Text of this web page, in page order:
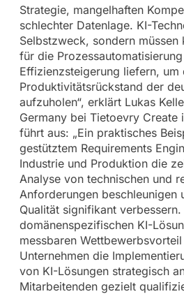
Strategie, mangelhaften
schlechter Datenlage. KI-
Selbstzweck, sondern müssen
für die
Effizienzsteigerung liefern, um
Produktivitätsrückstand der
aufzuholen“, erklärt Lukas
Germany bei Tietoevry Create
führt aus: „Ein praktisches
gestütztem Requirements
Industrie und Produktion die
Analyse von technischen und
Anforderungen beschleunigen
Qualität signifikant verbessern.
domänenspezifischen KI-
messbaren
Unternehmen die
von KI-Lösungen strategisch
Mitarbeitenden gezielt